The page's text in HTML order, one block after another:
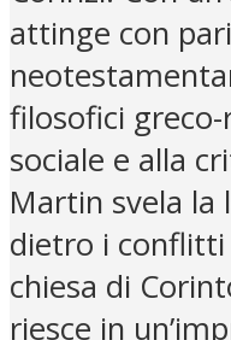
attinge con
filosofici
sociale e alla
Martin svela la
dietro i conflitti
chiesa di
riesce in